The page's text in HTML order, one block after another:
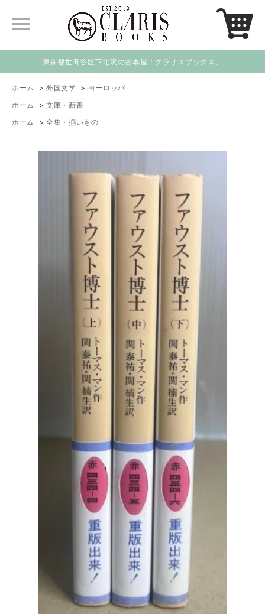
東京都世田谷区下北沢の古本屋「クラリスブックス」
ホーム > 外国文学 > ヨーロッパ
ホーム
> 文庫・新書
ホーム
> 全集・揃いもの